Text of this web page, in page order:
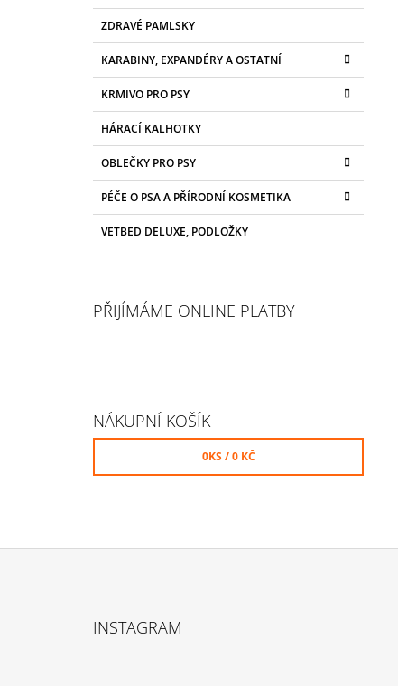
ZDRAVÉ PAMLSKY
KARABINY, EXPANDÉRY A OSTATNÍ
KRMIVO PRO PSY
HÁRACÍ KALHOTKY
OBLEČKY PRO PSY
PÉČE O PSA A PŘÍRODNÍ KOSMETIKA
VETBED DELUXE, PODLOŽKY
PŘIJÍMÁME ONLINE PLATBY
NÁKUPNÍ KOŠÍK
0KS /0 KČ
INSTAGRAM